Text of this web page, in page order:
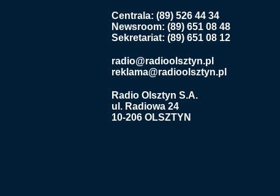
Centrala: (89) 526 44 34
Newsroom: (89) 651 08 48
Sekretariat: (89) 651 08 12
radio@radioolsztyn.pl
reklama@radioolsztyn.pl
Radio Olsztyn S.A.
ul. Radiowa 24
10-206 OLSZTYN